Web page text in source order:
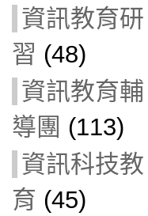
資訊教育研
習 (48)
資訊教育輔
導團 (113)
資訊科技教
育 (45)